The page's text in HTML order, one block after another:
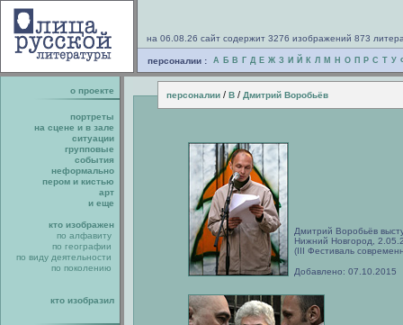
на 06.08.26 сайт содержит 3276 изображений 873
персоналии : А Б В Г Д Е Ж З И Й К Л М Н О П Р С Т У
о проекте персоналии / В / Дмитрий Воробьёв
портреты
на сцене и в зале
ситуации
групповые
события
неформально
пером и кистью
арт
и еще
кто изображен
по алфавиту
по географии
по виду деятельности
по поколению
кто изобразил
Дмитрий Воробьёв
Нижний Новгород,
(III Фестиваль
Добавлено: 07.10.2015